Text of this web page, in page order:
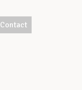
Contact